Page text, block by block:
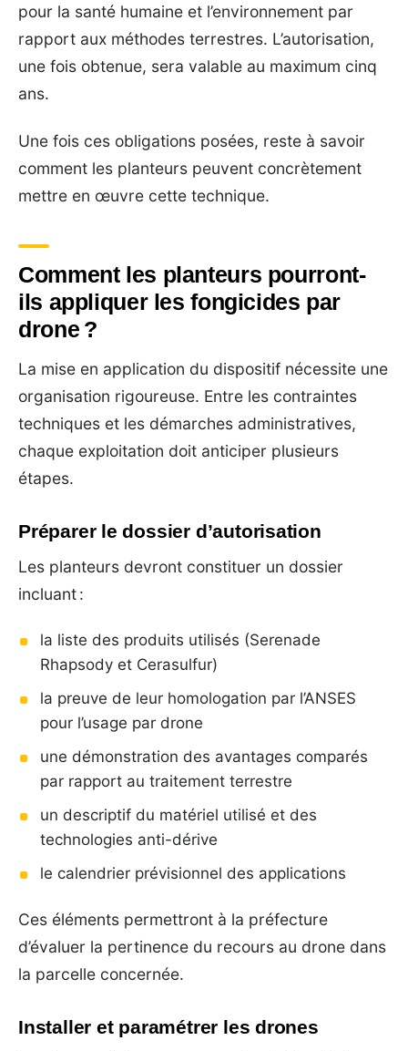
pour la santé humaine et l’environnement par
rapport aux méthodes terrestres. L’autorisation,
une fois obtenue, sera valable au maximum cinq
ans.
Une fois ces obligations posées, reste à savoir
comment les planteurs peuvent concrètement
mettre en œuvre cette technique.
Comment les planteurs pourront-
ils appliquer les fongicides par
drone ?
La mise en application du dispositif nécessite une
organisation rigoureuse. Entre les contraintes
techniques et les démarches administratives,
chaque exploitation doit anticiper plusieurs
étapes.
Préparer le dossier d’autorisation
Les planteurs devront constituer un dossier
incluant :
la liste des produits utilisés (Serenade
Rhapsody et Cerasulfur)
la preuve de leur homologation par l’ANSES
pour l’usage par drone
une démonstration des avantages comparés
par rapport au traitement terrestre
un descriptif du matériel utilisé et des
technologies anti-dérive
le calendrier prévisionnel des applications
Ces éléments permettront à la préfecture
d’évaluer la pertinence du recours au drone dans
la parcelle concernée.
Installer et paramétrer les drones